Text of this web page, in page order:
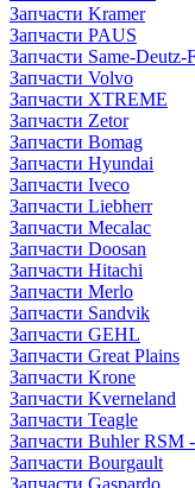
Запчасти Kramer
Запчасти PAUS
Запчасти Same-Deutz-
Запчасти Volvo
Запчасти XTREME
Запчасти Zetor
Запчасти Bomag
Запчасти Hyundai
Запчасти Iveco
Запчасти Liebherr
Запчасти Mecalac
Запчасти Doosan
Запчасти Hitachi
Запчасти Merlo
Запчасти Sandvik
Запчасти GEHL
Запчасти Great Plains
Запчасти Krone
Запчасти Kverneland
Запчасти Teagle
Запчасти Buhler
Запчасти Bourgault
Запчасти Gaspardo